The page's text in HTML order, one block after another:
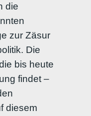
die
zur Zäsur
Die
bis heute
findet –
diesem